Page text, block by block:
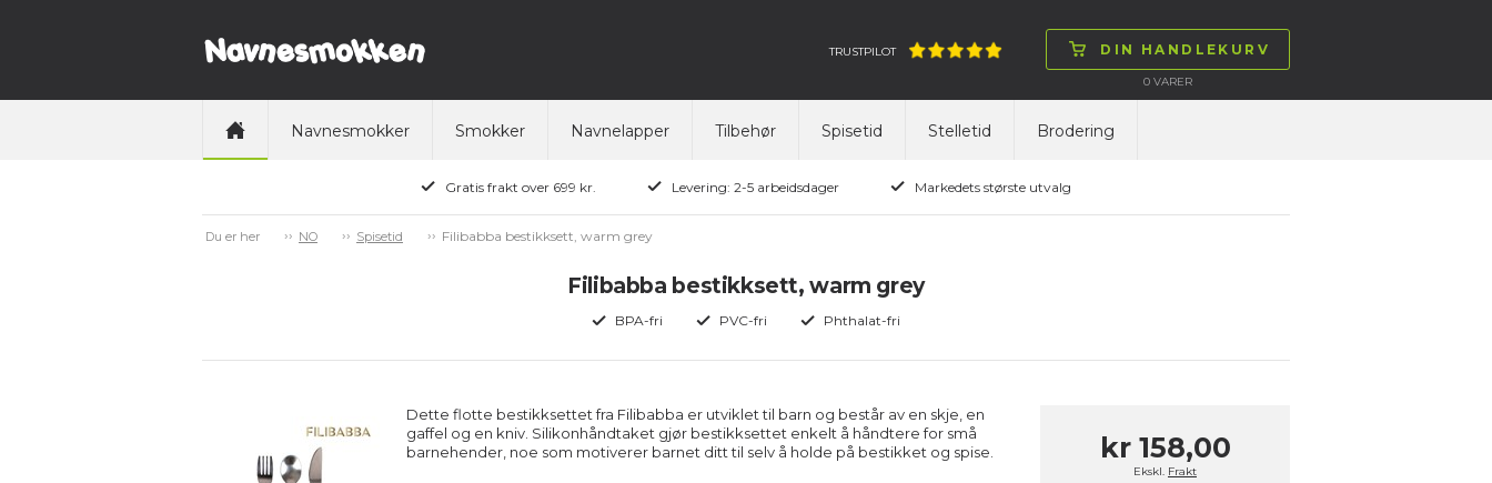
DIN HANDLEKURV
0VARER
TRUSTPILOT
Navnesmokker Smokker Navnelapper Tilbehør Spisetid Stelletid Brodering
Gratis frakt over 699 kr. Levering: 2-5 arbeidsdager Markedets største utvalg
Du er her NO Spisetid Filibabba bestikksett, warm grey
Filibabba bestikksett, warm grey
BPA-fri PVC-fri Phthalat-fri
Dette flotte bestikksettet fra Filibabba er utviklet til barn og består av en skje, en
gaffel og en kniv. Silikonhåndtaket gjør bestikksettet enkelt å håndtere for små
barnehender, noe som motiverer barnet ditt til selv å holde på bestikket og spise.
kr 158,00
Ekskl. Frakt